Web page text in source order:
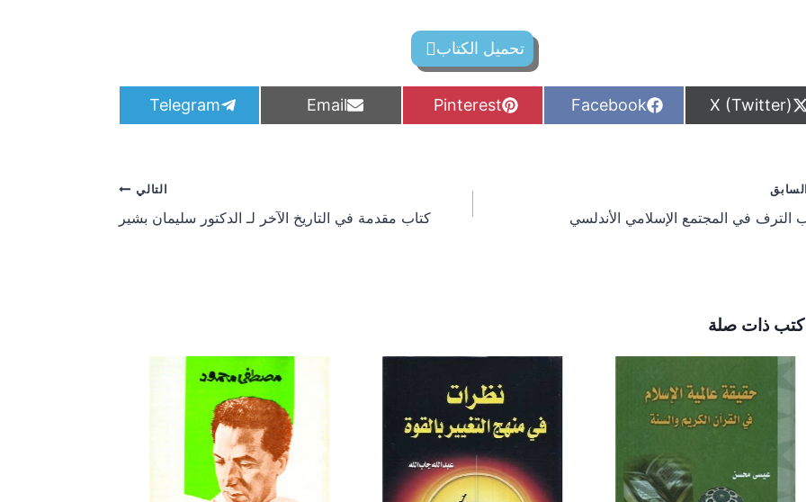
تحميل الكتاب
S
h
o
n
X (Twitter)
S
h
Facebook
S
h
Pinterest
S
h
Email
S
h
Telegram
السابق
الترف في المجتمع الإسلامي الأندلسي
التالي
كتاب مقدمة في التاريخ الآخر لـ الدكتور سليمان بشير
كتب ذات صلة